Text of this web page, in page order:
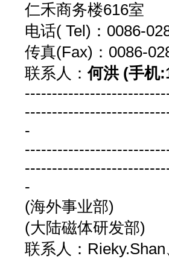
仁禾商务楼616室
电话( Tel)：
传真(Fax)：
联系人：何洪 (手机
-
-
(海外事业部)
(大陆磁体研发部)
联系人：